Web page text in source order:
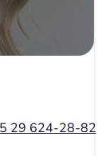
29 624-28-82